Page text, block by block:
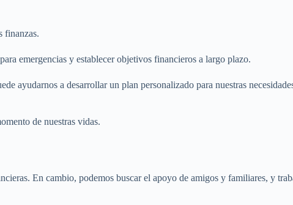
finanzas.
emergencias y establecer objetivos financieros a largo plazo.
ayudarnos a desarrollar un plan personalizado para nuestras
de nuestras vidas.
En cambio, podemos buscar el apoyo de amigos y familiares, y